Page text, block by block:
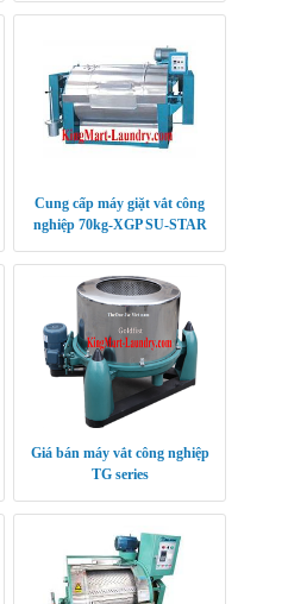
Cung cấp máy giặt vắt công
nghiệp 70kg-XGP SU-STAR
Giá bán máy vắt công nghiệp
TG series